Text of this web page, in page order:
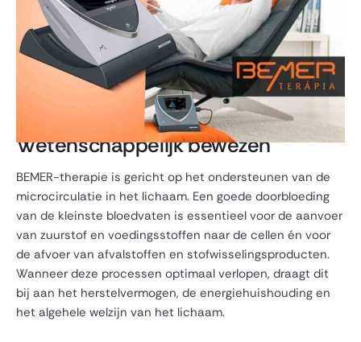
Wetenschappelijk bewezen
BEMER-therapie is gericht op het ondersteunen van de
microcirculatie in het lichaam. Een goede doorbloeding
van de kleinste bloedvaten is essentieel voor de aanvoer
van zuurstof en voedingsstoffen naar de cellen én voor
de afvoer van afvalstoffen en stofwisselingsproducten.
Wanneer deze processen optimaal verlopen, draagt dit
bij aan het herstelvermogen, de energiehuishouding en
het algehele welzijn van het lichaam.